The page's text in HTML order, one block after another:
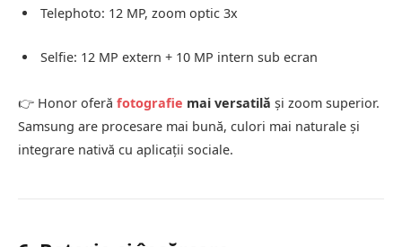
Telephoto: 12 MP, zoom optic 3x
Selfie: 12 MP extern + 10 MP intern sub ecran
👉 Honor oferă fotografie mai versatilă și zoom superior.
Samsung are procesare mai bună, culori mai naturale și
integrare nativă cu aplicații sociale.